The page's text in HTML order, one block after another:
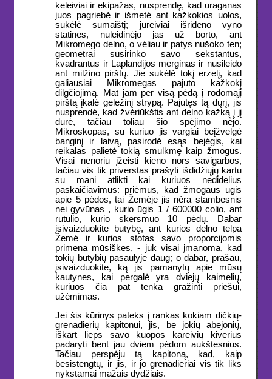
keleiviai ir ekipažas, nusprendę, kad uraganas
juos pagriebė ir išmetė ant kažkokios uolos,
sukėlė sumaištį; jūreiviai išrideno vyno
statines, nuleidinėjo jas už borto, ant
Mikromego delno, o vėliau ir patys nušoko ten;
geometrai susirinko savo sekstantus,
kvadrantus ir Laplandijos merginas ir nusileido
ant milžino pirštų. Jie sukėlė tokį erzelį, kad
galiausiai Mikromegas pajuto kažkokį
dilgčiojimą. Mat jam per visą pėdą į rodomąjį
pirštą įkalė geležinį strypą. Pajutęs tą dųrį, jis
nusprendė, kad žvėriūkštis ant delno kažką į jį
dūrė, tačiau toliau šio spėjimo nėjo.
Mikroskopas, su kuriuo jis vargiai beįžvelgė
banginį ir laivą, pasirodė esąs bejėgis, kai
reikalas palietė tokią smulkmę kaip žmogus.
Visai nenoriu įžeisti kieno nors savigarbos,
tačiau vis tik priverstas prašyti išdidžiųjų kartu
su mani atlikti kai kuriuos nedidelius
paskaičiavimus: priėmus, kad žmogaus ūgis
apie 5 pėdos, tai Žemėje jis nėra stambesnis
nei gyvūnas , kurio ūgis 1 / 600000 colio, ant
rutulio, kurio skersmuo 10 pėdų. Dabar
įsivaizduokite būtybę, ant kurios delno telpa
Žemė ir kurios stotas savo proporcijomis
primena mūsiškes, - juk visai įmanoma, kad
tokių būtybių pasaulyje daug; o dabar, prašau,
įsivaizduokite, ką jis pamanytų apie mūsų
kautynes, kai pergalė yra dviejų kaimelių,
kuriuos čia pat tenka gražinti priešui,
užėmimas.
Jei šis kūrinys pateks į rankas kokiam dičkių-
grenadierių kapitonui, jis, be jokių abejonių,
iškart lieps savo kuopos kareivių kiverius
padaryti bent jau dviem pėdom aukštesnius.
Tačiau perspėju tą kapitoną, kad, kaip
besistengtų, ir jis, ir jo grenadieriai vis tik liks
nykstamai mažais dydžiais.